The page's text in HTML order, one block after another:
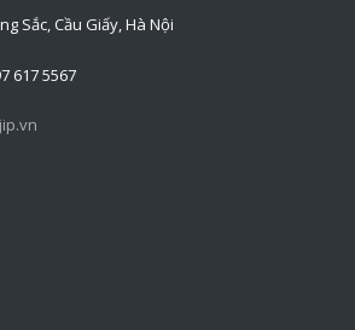
Sắc, Cầu Giấy, Hà Nội
617 5567